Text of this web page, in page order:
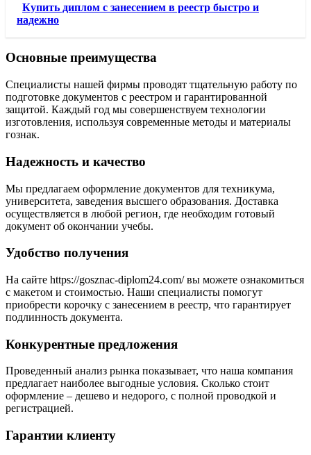
Купить диплом с занесением в реестр быстро и
надежно
Основные преимущества
Специалисты нашей фирмы проводят тщательную работу по
подготовке документов с реестром и гарантированной
защитой. Каждый год мы совершенствуем технологии
изготовления, используя современные методы и материалы
гознак.
Надежность и качество
Мы предлагаем оформление документов для техникума,
университета, заведения высшего образования. Доставка
осуществляется в любой регион, где необходим готовый
документ об окончании учебы.
Удобство получения
На сайте https://gosznac-diplom24.com/ вы можете ознакомиться
с макетом и стоимостью. Наши специалисты помогут
приобрести корочку с занесением в реестр, что гарантирует
подлинность документа.
Конкурентные предложения
Проведенный анализ рынка показывает, что наша компания
предлагает наиболее выгодные условия. Сколько стоит
оформление – дешево и недорого, с полной проводкой и
регистрацией.
Гарантии клиенту